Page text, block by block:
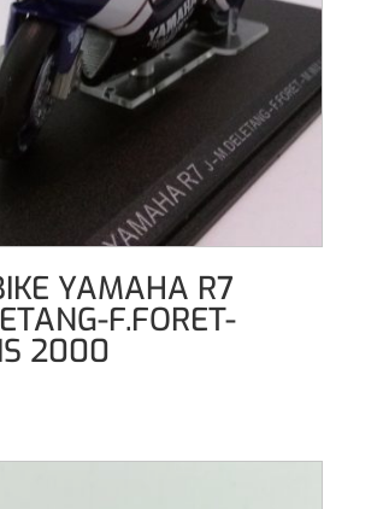
YAMAHA R7
F.FORET-
2000